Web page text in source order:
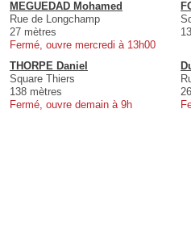
MEGUEDAD Mohamed
Rue de Longchamp
27 mètres
Fermé, ouvre mercredi à 13h00
THORPE Daniel
Square Thiers
138 mètres
Fermé, ouvre demain à 9h